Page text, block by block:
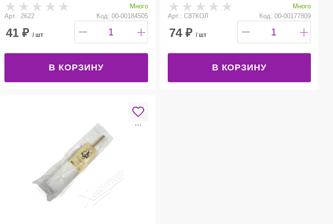
Много
Арт.: 2622
Код: 00-00184505
41 ₽ / шт
В КОРЗИНУ
Много
Арт.: С87КОЛ
Код: 00-00177809
74₽ / шт
В КОРЗИНУ